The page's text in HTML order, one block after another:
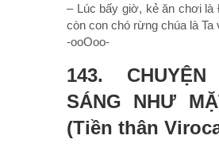
– Lúc bấy giờ, kẻ ăn chơi là
còn con chó rừng chúa là Ta
-ooOoo-
143. CHUYỆN
SÁNG NHƯ
(Tiền thân